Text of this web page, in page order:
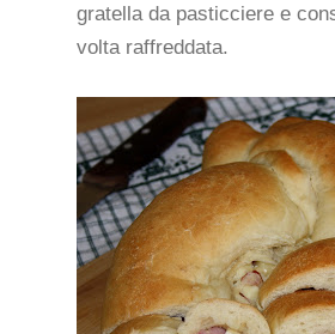
gratella da pasticciere e
volta raffreddata.